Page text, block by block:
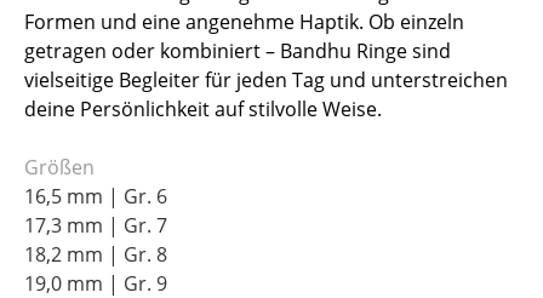
Formen und eine angenehme Haptik. Ob einzeln
getragen oder kombiniert – Bandhu Ringe sind
vielseitige Begleiter für jeden Tag und unterstreichen
deine Persönlichkeit auf stilvolle Weise.
Größen
16,5 mm | Gr. 6
17,3 mm | Gr. 7
18,2 mm | Gr. 8
19,0 mm | Gr. 9